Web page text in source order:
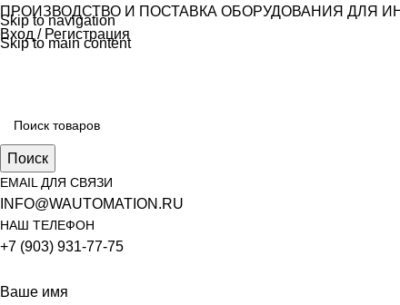
Skip to navigation
Skip to main content
ПРОИЗВОДСТВО И ПОСТАВКА ОБОРУДОВАНИЯ ДЛЯ
Вход / Регистрация
Поиск
EMAIL ДЛЯ СВЯЗИ
INFO@WAUTOMATION.RU
НАШ ТЕЛЕФОН
+7 (903) 931-77-75
Ваше имя